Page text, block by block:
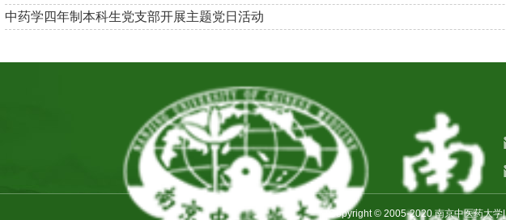
中药学四年制本科生党支部开展主题党日活动
Copyright © 2005-2020 南京中医药大学|